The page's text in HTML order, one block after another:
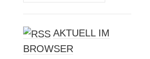
AKTUELL IM
BROWSER